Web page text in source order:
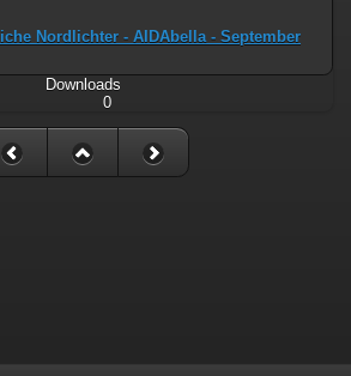
Nordlichter - AIDAbella - September
Downloads
0